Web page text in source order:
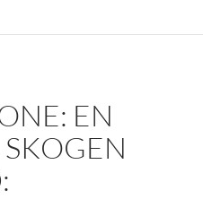
EN